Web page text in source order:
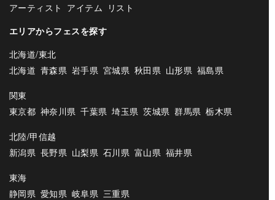
アーティスト アイテム
リスト
エリアからフェスを探す
北海道/東北
北海道 青森県 岩手県 宮城県 秋田県 山形県 福島県
関東
東京都 神奈川県 千葉県 埼玉県 茨城県 群馬県 栃木県
北陸/甲信越
新潟県 長野県 山梨県 石川県 富山県 福井県
東海
静岡県 愛知県 岐阜県 三重県